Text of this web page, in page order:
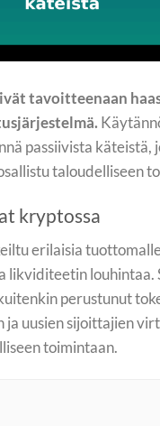
tavoitteenaan
passiivista käteistä,
taloudelliseen
kryptossa
erilaisia
likviditeetin louhintaa.
perustunut
ja uusien sijoittajien
toimintaan.